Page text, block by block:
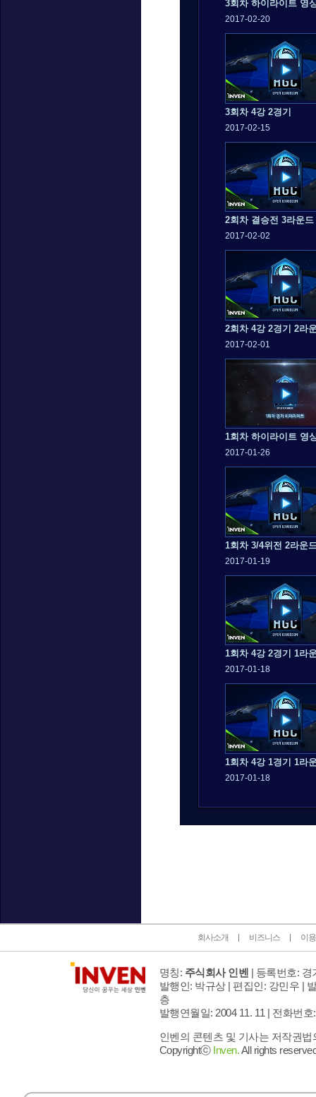
3회차 하이라이트 영
2017-02-20
3회차 4강 2경기
2017-02-15
2회차 결승전 3라운드
2017-02-02
2회차 4강 2경기 2라
2017-02-01
1회차 하이라이트 영
2017-01-26
1회차 3/4위전 2라운
2017-01-19
1회차 4강 2경기 1라
2017-01-18
1회차 4강 1경기 1라
2017-01-18
회사소개 비즈니스 이
명칭: 주식회사 인벤 | 등록번호: 경
발행인: 박규상 | 편집인: 강민우 |
층
발행연월일: 2004 11. 11 | 전화번호
인벤의 콘텐츠 및 기사는 저작권
Copyrightⓒ Inven.All rights